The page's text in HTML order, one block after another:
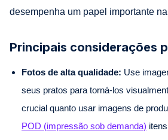
desempenha um papel importante
Principais considerações
Fotos de alta qualidade: Use
seus pratos para torná-los
crucial quanto usar imagens de
POD (impressão sob demanda)